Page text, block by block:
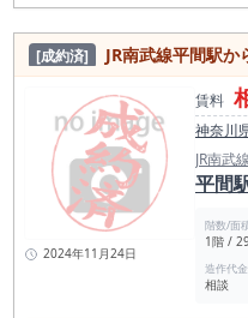
[成約済] JR南武線平間駅か
2024年11月24日
賃料
神奈川
JR南武線
平間
階数/面
1階 /
造作代金
相談